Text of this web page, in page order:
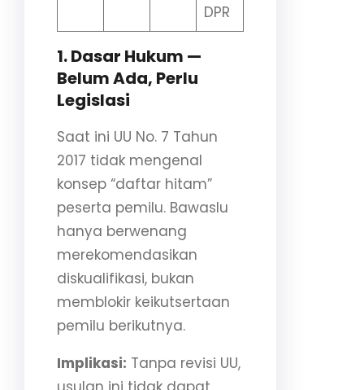
DPR
1. Dasar Hukum —
Belum Ada, Perlu
Legislasi
Saat ini UU No. 7 Tahun
2017 tidak mengenal
konsep “daftar hitam”
peserta pemilu. Bawaslu
hanya berwenang
merekomendasikan
diskualifikasi, bukan
memblokir keikutsertaan
pemilu berikutnya.
Implikasi: Tanpa revisi UU,